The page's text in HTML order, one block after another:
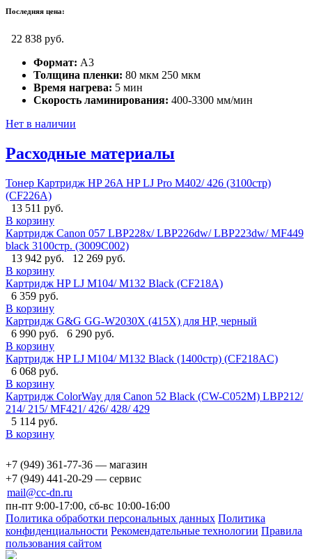
Последняя цена:
22 838 руб.
Формат: А3
Толщина пленки: 80 мкм 250 мкм
Время нагрева: 5 мин
Скорость ламинирования: 400-3300 мм/мин
Нет в наличии
Расходные материалы
Тонер Картридж HP 26A HP LJ Pro M402/ 426 (3100стр)
(CF226A)
13 511 руб.
В корзину
Картридж Canon 057 LBP228x/ LBP226dw/ LBP223dw/ MF449
black 3100стр. (3009C002)
13 942 руб.
12 269 руб.
В корзину
Картридж HP LJ M104/ M132 Black (CF218A)
6 359 руб.
В корзину
Картридж G&G GG-W2030X (415X) для HP, черный
6 990 руб.
6 290 руб.
В корзину
Картридж HP LJ M104/ M132 Black (1400стр) (CF218AC)
6 068 руб.
В корзину
Картридж ColorWay для Canon 52 Black (CW-C052M) LBP212/
214/ 215/ MF421/ 426/ 428/ 429
5 114 руб.
В корзину
+7 (949) 361-77-36 — магазин
+7 (949) 441-20-29 — сервис
mail@cc-dn.ru
пн-пт 9:00-17:00, сб-вс 10:00-16:00
Политика обработки персональных данных Политика
конфиденциальности Рекомендательные технологии Правила
пользования сайтом